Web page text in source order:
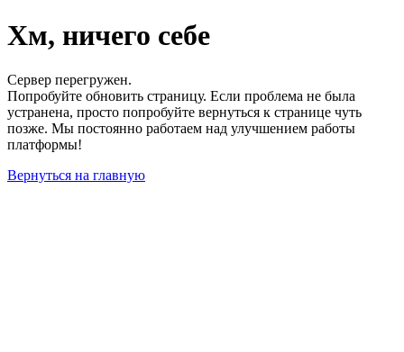
Хм, ничего себе
Сервер перегружен.
Попробуйте обновить страницу. Если проблема не была
устранена, просто попробуйте вернуться к странице чуть
позже. Мы постоянно работаем над улучшением работы
платформы!
Вернуться на главную